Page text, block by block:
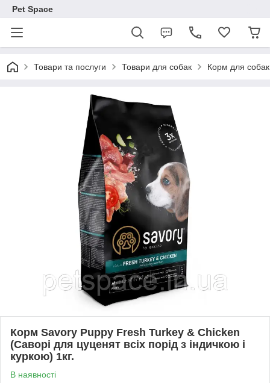
Pet Space
Товари та послуги Товари для собак Корм для собак
Корм Savory Puppy Fresh Turkey & Chicken
(Саворі для цуценят всіх порід з індичкою і
куркою) 1кг.
В наявності